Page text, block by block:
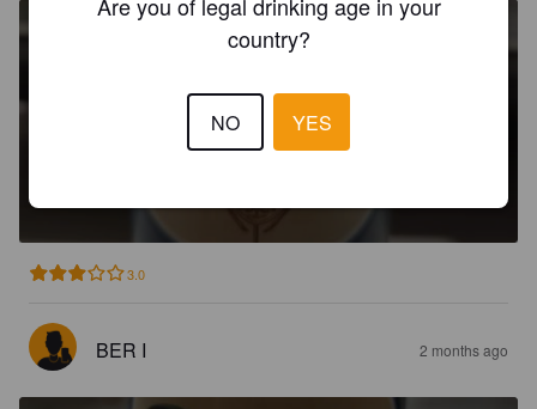
3.0
BER I 2 months ago
country?
NO YES